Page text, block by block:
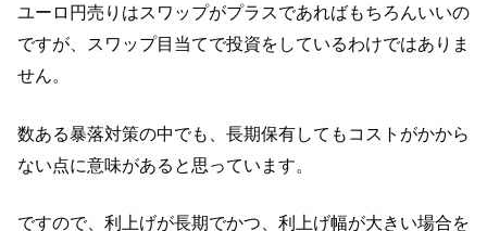
ユーロ円売りはスワップがプラスであればもちろんいいの
ですが、スワップ目当てで投資をしているわけではありま
せん。
数ある暴落対策の中でも、長期保有してもコストがかから
ない点に意味があると思っています。
ですので、利上げが長期でかつ、利上げ幅が大きい場合を